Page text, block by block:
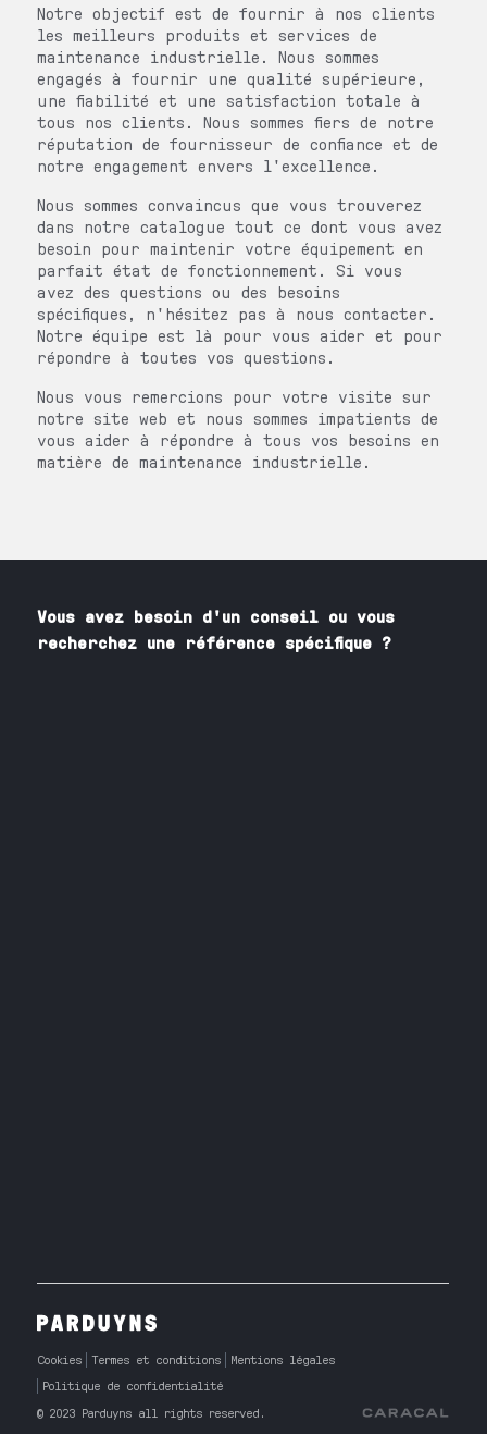
Notre objectif est de fournir à nos clients
les meilleurs produits et services de
maintenance industrielle. Nous sommes
engagés à fournir une qualité supérieure,
une fiabilité et une satisfaction totale à
tous nos clients. Nous sommes fiers de notre
réputation de fournisseur de confiance et de
notre engagement envers l'excellence.
Nous sommes convaincus que vous trouverez
dans notre catalogue tout ce dont vous avez
besoin pour maintenir votre équipement en
parfait état de fonctionnement. Si vous
avez des questions ou des besoins
spécifiques, n'hésitez pas à nous contacter.
Notre équipe est là pour vous aider et pour
répondre à toutes vos questions.
Nous vous remercions pour votre visite sur
notre site web et nous sommes impatients de
vous aider à répondre à tous vos besoins en
matière de maintenance industrielle.
Vous avez besoin d'un conseil ou vous
recherchez une référence spécifique ?
Cookies Termes et conditions
Mentions légales
Politique de confidentialité
© 2023 Parduyns all rights reserved.
Caracal Agency